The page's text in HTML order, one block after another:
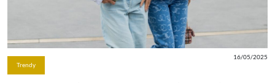
Trendy
16/05/2025